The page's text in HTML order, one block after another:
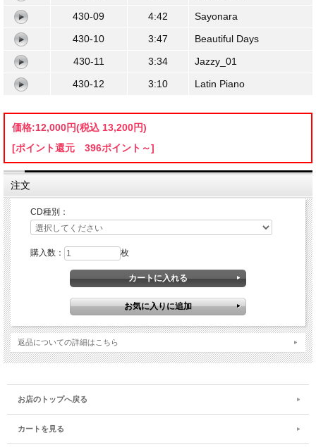
430-09
4:42
Sayonara
430-10
3:47
Beautiful Days
430-11
3:34
Jazzy_01
430-12
3:10 Latin Piano
価格:12,000円(税込 13,200円)
[ポイント還元 396ポイント～]
注文
CD種別：
購入数： 枚
返品についての詳細はこちら
お店のトップへ戻る
カートを見る